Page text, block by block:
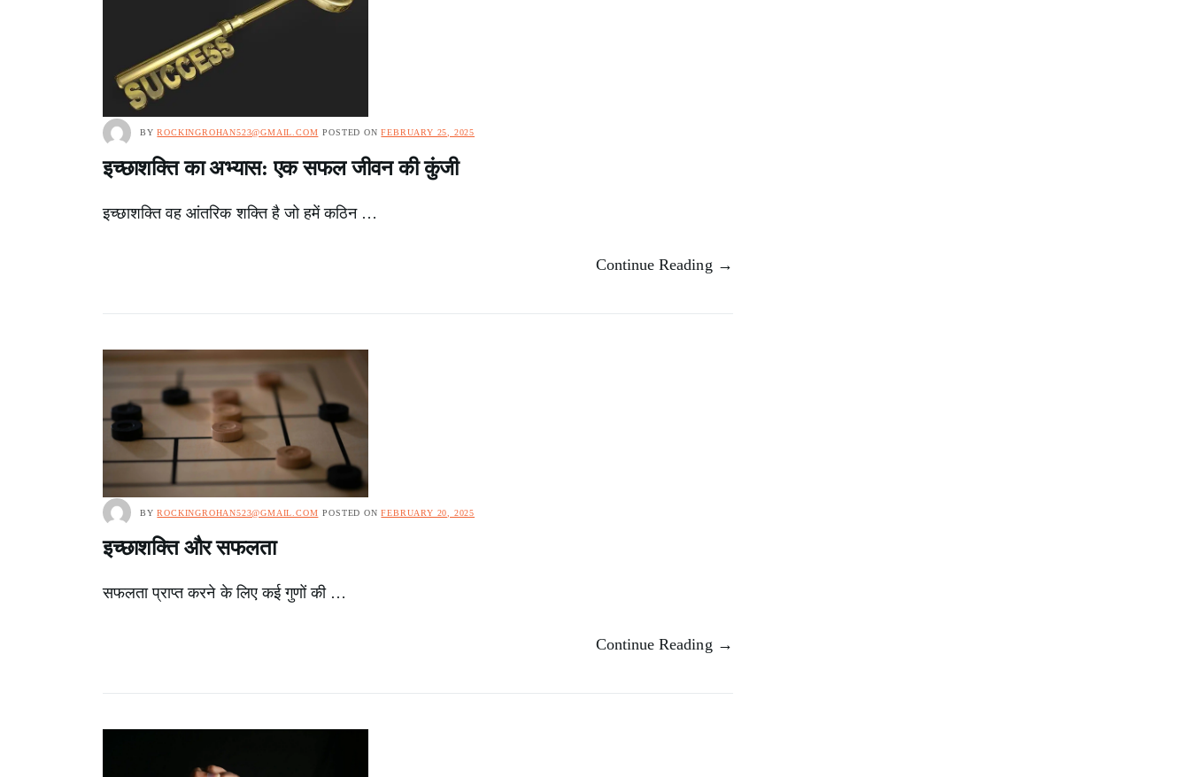
BYROCKINGROHAN523@GMAIL.COM POSTED ONFEBRUARY 25, 2025
इच्छाशक्ति का अभ्यास: एक सफल जीवन की कुंजी
इच्छाशक्ति वह आंतरिक शक्ति है जो हमें कठिन …
Continue Reading →
BYROCKINGROHAN523@GMAIL.COM POSTED ONFEBRUARY 20, 2025
इच्छाशक्ति और सफलता
सफलता प्राप्त करने के लिए कई गुणों की …
Continue Reading →